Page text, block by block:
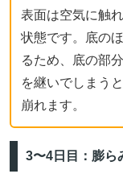
表面は空気に触
状態です。底の
るため、底の部
を継いでしまう
崩れます。
3〜4日目：膨ら